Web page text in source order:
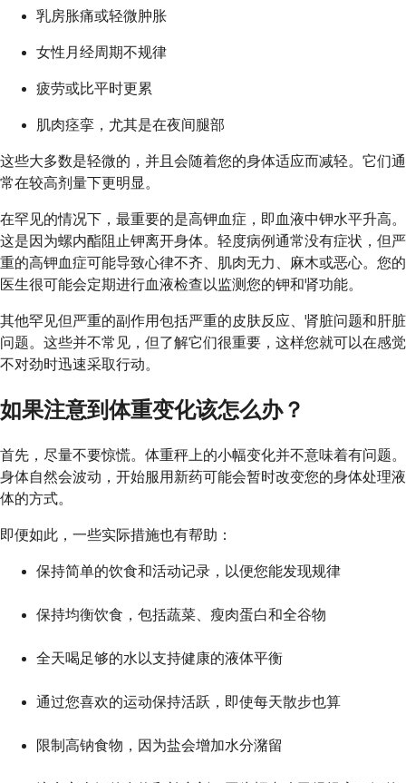
乳房胀痛或轻微肿胀
女性月经周期不规律
疲劳或比平时更累
肌肉痉挛，尤其是在夜间腿部
这些大多数是轻微的，并且会随着您的身体适应而减轻。它们通
常在较高剂量下更明显。
在罕见的情况下，最重要的是高钾血症，即血液中钾水平升高。
这是因为螺内酯阻止钾离开身体。轻度病例通常没有症状，但严
重的高钾血症可能导致心律不齐、肌肉无力、麻木或恶心。您的
医生很可能会定期进行血液检查以监测您的钾和肾功能。
其他罕见但严重的副作用包括严重的皮肤反应、肾脏问题和肝脏
问题。这些并不常见，但了解它们很重要，这样您就可以在感觉
不对劲时迅速采取行动。
如果注意到体重变化该怎么办？
首先，尽量不要惊慌。体重秤上的小幅变化并不意味着有问题。
身体自然会波动，开始服用新药可能会暂时改变您的身体处理液
体的方式。
即便如此，一些实际措施也有帮助：
保持简单的饮食和活动记录，以便您能发现规律
保持均衡饮食，包括蔬菜、瘦肉蛋白和全谷物
全天喝足够的水以支持健康的液体平衡
通过您喜欢的运动保持活跃，即使每天散步也算
限制高钠食物，因为盐会增加水分潴留